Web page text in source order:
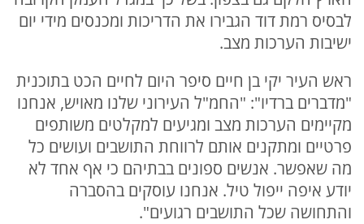
לבסיס רמת דוד הגבירו את הדריכות ומכנסים מידי יום
ישיבות הערכות מצב.
ראש העיר יקי בן חיים סיפר היום לחיים הכט בתוכנית
"מדברים ברדיו": "החמ"ל העירוני שלנו מאויש, אנחנו
מקיימים הערכות מצב ומגיעים למקלטים משותפים
פרטיים ומתקנים אותם לרווחת התושבים ועושים כל
מה שאפשר. אנשים ספונים בבתיהם כי אף אחד לא
יודע איפה ייפול טיל. אנחנו עוסקים בהסברה
והתחושה שכל התושבים רגועים".